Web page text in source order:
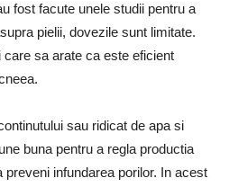
fost facute unele studii pentru a
pielii, dovezile sunt limitate.
sa arate ca este eficient
sau ridicat de apa si
buna pentru a regla productia
infundarea porilor. In acest